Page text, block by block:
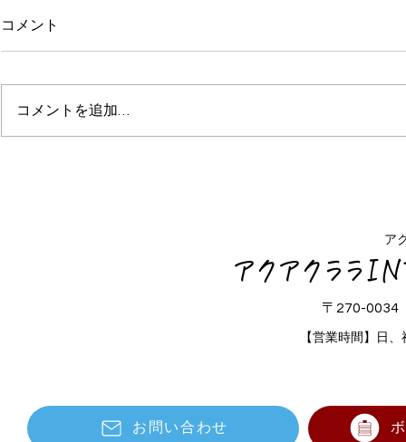
コメント
コメントを追加…
ア
アクアクラ
〒270-
【営業時間】日
お問い合わせ